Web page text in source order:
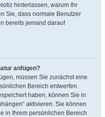
hinterlassen, warum Ihr
Sie, dass normale Benutzer
bereits jemand darauf
anfügen?
müssen Sie zunächst eine
Bereich entwerfen.
haben, können Sie in
aktivieren. Sie können
in Ihrem persönlichen Bereich